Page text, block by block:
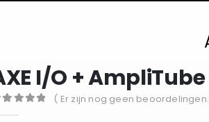
I/O +
( Er zijn nog geen